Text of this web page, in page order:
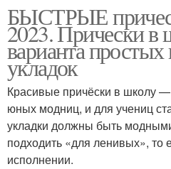
БЫСТРЫЕ
2023. Прически
варианта
укладок
Красивые причёски в школу
юных модниц, и для учениц
укладки должны быть
подходить «для ленивых», то
исполнении.